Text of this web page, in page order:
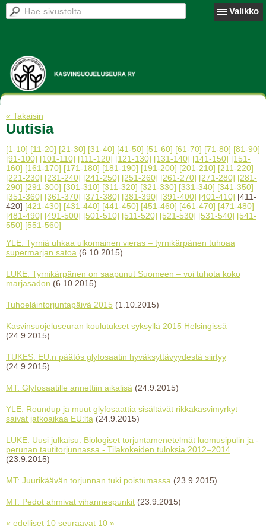
Valikko
« Takaisin
Uutisia
[1-10] [11-20] [21-30] [31-40] [41-50] [51-60] [61-70] [71-80] [81-90]
[91-100] [101-110] [111-120] [121-130] [131-140] [141-150] [151-
160] [161-170] [171-180] [181-190] [191-200] [201-210] [211-220]
[221-230] [231-240] [241-250] [251-260] [261-270] [271-280] [281-
290] [291-300] [301-310] [311-320] [321-330] [331-340] [341-350]
[351-360] [361-370] [371-380] [381-390] [391-400] [401-410] [411-
420] [421-430] [431-440] [441-450] [451-460] [461-470] [471-480]
[481-490] [491-500] [501-510] [511-520] [521-530] [531-540] [541-
550] [551-560]
YLE: Tyrniä uhkaa ulkomainen vieras – tyrnikärpänen tuhoaa
supermarjan satoa (6.10.2015)
LUKE: Tyrnikärpänen on saapunut Suomeen – voi tuhota koko
marjasadon (6.10.2015)
Tuhoeläintorjuntapäivä 2015 (1.10.2015)
Kasvinsuojeluseuran koulutukset syksyllä 2015 Helsingissä
(24.9.2015)
TUKES: EU:n päätös glyfosaatin hyväksyttävyydestä siirtyy
(24.9.2015)
MT: Glyfosaatille annettiin aikalisä (24.9.2015)
YLE: Roundup ja muut glyfosaattia sisältävät rikkakasvimyrkyt
saivat jatkoaikaa EU:lta (24.9.2015)
LUKE: Uusi julkaisu: Biologiset torjuntamenetelmät luomusipulin ja -
perunan tautitorjunnassa - Tilakokeiden tuloksia 2012–2014
(23.9.2015)
MT: Juurikäävän torjunnan tuki poistumassa (23.9.2015)
MT: Pedot ahmivat vihannespunkit (23.9.2015)
« edelliset 10 seuraavat 10 »